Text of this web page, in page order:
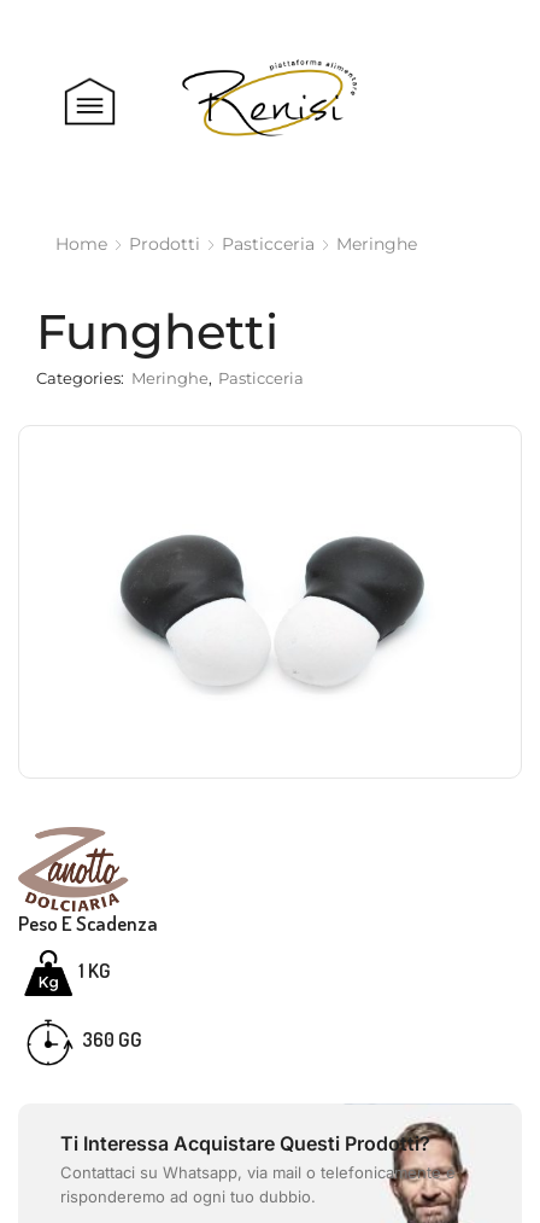
Home Prodotti Pasticceria Meringhe
Funghetti
Categories: Meringhe, Pasticceria
Peso E Scadenza
1 KG
360 GG
Ti Interessa Acquistare Questi Prodotti?
Contattaci su Whatsapp, via mail o telefonicamente e
risponderemo ad ogni tuo dubbio.